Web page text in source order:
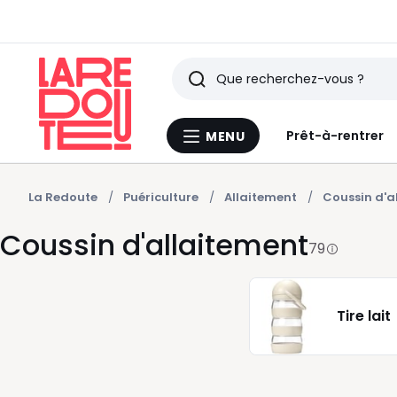
Menu
MENU Prêt-à-rentrer
Rechercher
Derniers
articles
vus
La Redoute Puériculture Allaitement Coussin
Coussin d'allaitement79
Tire lait